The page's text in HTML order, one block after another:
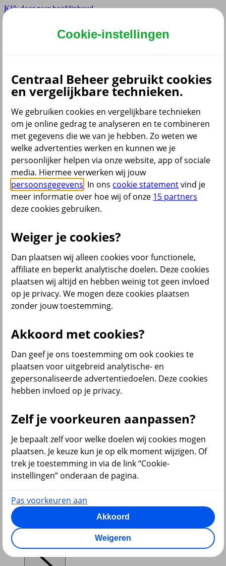
Klik door naar hoofdinhoud
Hoofdmenu navigatie
Adviseur
Partner
Dyslexie lettertype
Aan / Uit
Cookies aanpassen
CoBrowsing
Start
Menu
Producten
Situaties Klantenservice
Sparen
Pensioen en lijfrente
Hypotheek
Cookie-instellingen
Centraal Beheer gebruikt cookies
en vergelijkbare technieken.
We gebruiken cookies en vergelijkbare technieken
om je online gedrag te analyseren en te combineren
met gegevens die we van je hebben. Zo weten we
welke advertenties werken en kunnen we je
persoonlijker helpen via onze website, app of sociale
media. Hiermee verwerken wij jouw
persoonsgegevens . In ons cookie statementvind je
meer informatie over hoe wij of onze 15 partners
deze cookies gebruiken.
Weiger je cookies?
Dan plaatsen wij alleen cookies voor functionele,
affiliate en beperkt analytische doelen. Deze cookies
plaatsen wij altijd en hebben weinig tot geen invloed
op je privacy. We mogen deze cookies plaatsen
zonder jouw toestemming.
Akkoord met cookies?
Dan geef je ons toestemming om ook cookies te
plaatsen voor uitgebreid analytische- en
gepersonaliseerde advertentiedoelen. Deze cookies
hebben invloed op je privacy.
Zelf je voorkeuren aanpassen?
Je bepaalt zelf voor welke doelen wij cookies mogen
plaatsen. Je keuze kun je op elk moment wijzigen. Of
trek je toestemming in via de link “Cookie-
instellingen” onderaan de pagina.
Pas voorkeuren aan
Akkoord
Weigeren